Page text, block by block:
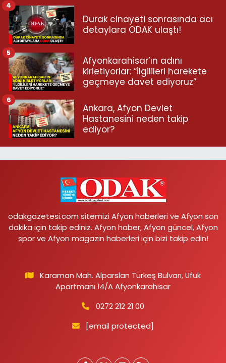
Durak cinayeti sonrasında acı
detaylara ODAK ulaştı!
4
Afyonkarahisar’ın adını
kirletiyorlar: “İlgilileri harekete
geçmeye davet ediyoruz”
5
Ankara, Afyon Devlet
Hastanesini neden takip
ediyor?
6
odakgazetesi.com sitemizi Afyon haberleri ve Afyon son
dakika için takip ediniz. Afyon haber, Afyon güncel, Afyon
spor ve Afyon magazin haberleri için bizi takip edin!
Karaman Mah. Alparslan Türkeş Bulvarı, Ufuk
Apartmanı 14/A Afyonkarahisar
0272 212 21 00
[email protected]